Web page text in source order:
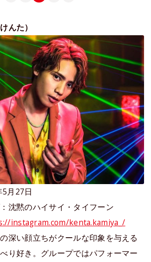
んた）
月27日
沈黙のハイサイ・タイフーン
instagram.com/kenta.kamiya_/
深い顔立ちがクールな印象を与える
り好き。グループではパフォーマー